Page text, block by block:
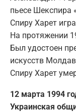
пьесе Шекспира
Спиру Харет
На протяжении
Был удостоен
искусств
Спиру Харет
12 марта 1994
Украинская